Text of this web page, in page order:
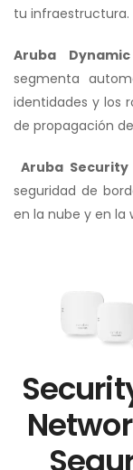
tu infraestructura.
Aruba
segmenta
identidades y los
de propagación
Aruba Security
seguridad de
en la nube y en la